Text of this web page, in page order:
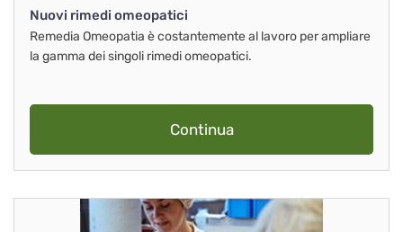
Nuovi rimedi omeopatici
Remedia Omeopatia è costantemente al lavoro per ampliare
la gamma dei singoli rimedi omeopatici.
Continua